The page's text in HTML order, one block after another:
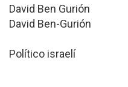
David Ben Gurión
David Ben-Gurión
Político israelí